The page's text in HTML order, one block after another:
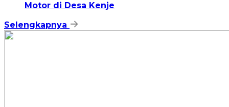
Motor di Desa Kenje
Selengkapnya